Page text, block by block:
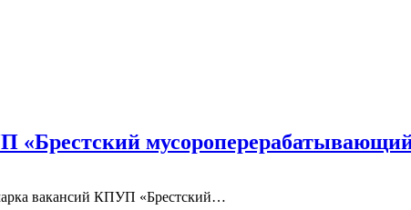
мусороперерабатывающий
вакансий КПУП «Брестский…